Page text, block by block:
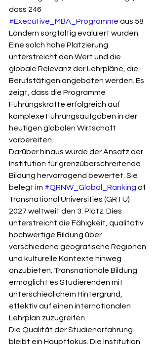
dass 246
#Executive_MBA_Programme aus 58
Ländern sorgfältig evaluiert wurden.
Eine solch hohe Platzierung
unterstreicht den Wert und die
globale Relevanz der Lehrpläne, die
Berufstätigen angeboten werden. Es
zeigt, dass die Programme
Führungskräfte erfolgreich auf
komplexe Führungsaufgaben in der
heutigen globalen Wirtschaft
vorbereiten.
Darüber hinaus wurde der Ansatz der
Institution für grenzüberschreitende
Bildung hervorragend bewertet. Sie
belegt im #QRNW_Global_Ranking of
Transnational Universities (GRTU)
2027 weltweit den 3. Platz. Dies
unterstreicht die Fähigkeit, qualitativ
hochwertige Bildung über
verschiedene geografische Regionen
und kulturelle Kontexte hinweg
anzubieten. Transnationale Bildung
ermöglicht es Studierenden mit
unterschiedlichem Hintergrund,
effektiv auf einen internationalen
Lehrplan zuzugreifen.
Die Qualität der Studienerfahrung
bleibt ein Hauptfokus. Die Institution